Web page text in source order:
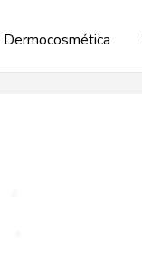
Dermocosmética